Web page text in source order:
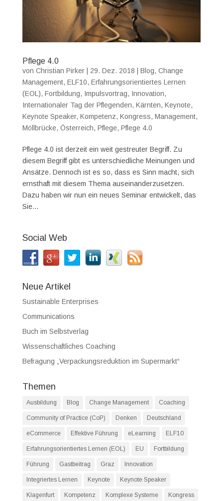
Pflege 4.0
von Christian Pirker| 29. Dez. 2018 | Blog, Change
Management, ELF10, Erfahrungsorientiertes Lernen
(EOL), Fortbildung, Impulsvortrag, Innovation,
Internationaler Tag der Pflegenden, Kärnten, Keynote,
Keynote Speaker, Kompetenz, Kongress, Management,
Möllbrücke, Österreich, Pflege, Pflege 4.0
Pflege 4.0 ist derzeit ein weit gestreuter Begriff. Zu
diesem Begriff gibt es unterschiedliche Meinungen und
Ansätze. Dennoch ist es so, dass es Sinn macht, sich
ernsthaft mit diesem Thema auseinanderzusetzen.
Dazu haben wir nun ein neues Seminar entwickelt, das
Sie...
Social Web
Neue Artikel
Sustainable Enterprises
Communications
Buch im Selbstverlag
Wissenschaftliches Coaching
Befragung „Verpackungsreduktion im Supermarkt“
Themen
Ausbildung Blog Change Management Coaching
Community of Practice (CoP) Denken Deutschland
eCommerce Effektive Führung eLearning ELF10
Erfahrungsorientiertes Lernen (EOL) EU Fortbildung
Führung Gastbeitrag Graz Innovation
Integriertes Lernen Keynote Keynote Speaker
Klagenfurt Kompetenz Komplexe Systeme Kongress